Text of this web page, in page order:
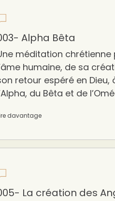
Alpha Bêta
méditation chrétienne
humaine, de sa
retour espéré en
du Bêta et de
davantage
La création des